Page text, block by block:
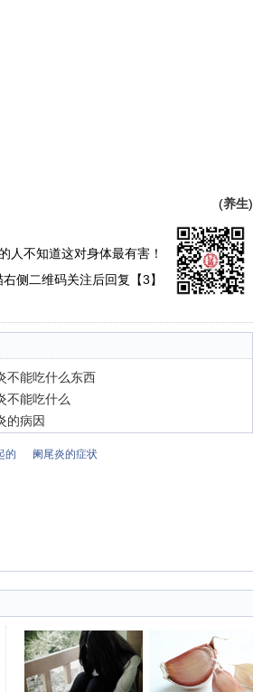
(养生)
人不知道这对身体最有害！
侧二维码关注后回复【3】
不能吃什么东西
不能吃什么
的病因
的 阑尾炎的症状